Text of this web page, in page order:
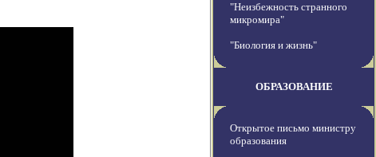
"Неизбежность странного
микромира"
"Биология и жизнь"
ОБРАЗОВАНИЕ
Открытое письмо министру
образования